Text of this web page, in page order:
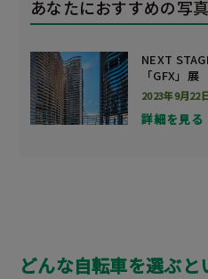
あなたにおすすめの写
NEXT
「GFX」展
2023年9月22
詳細を見る
どんな自転車を選ぶと